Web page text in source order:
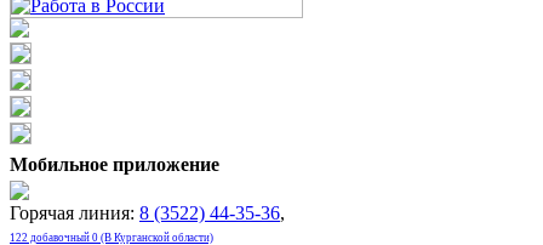
Мобильное приложение
Горячая линия: 8 (3522) 44-35-36,
122 добавочный 0 (В Курганской области)